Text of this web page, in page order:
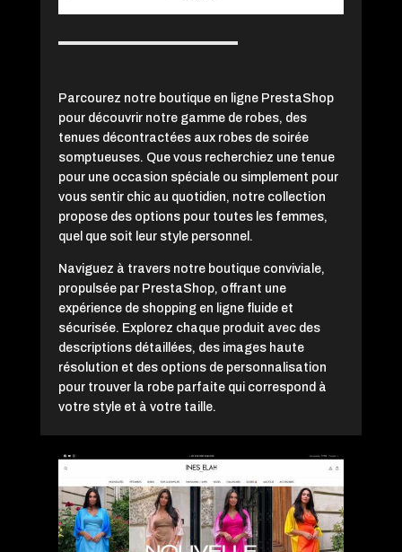
Parcourez notre boutique en ligne PrestaShop
pour découvrir notre gamme de robes, des
tenues décontractées aux robes de soirée
somptueuses. Que vous recherchiez une tenue
pour une occasion spéciale ou simplement pour
vous sentir chic au quotidien, notre collection
propose des options pour toutes les femmes,
quel que soit leur style personnel.
Naviguez à travers notre boutique conviviale,
propulsée par PrestaShop, offrant une
expérience de shopping en ligne fluide et
sécurisée. Explorez chaque produit avec des
descriptions détaillées, des images haute
résolution et des options de personnalisation
pour trouver la robe parfaite qui correspond à
votre style et à votre taille.